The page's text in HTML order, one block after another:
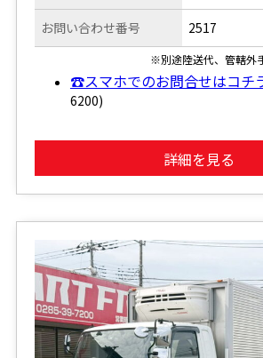
お問い合わせ番号 2517
※別途陸送代、管轄外
☎スマホでのお問合せはコチ
6200)
詳細を見る